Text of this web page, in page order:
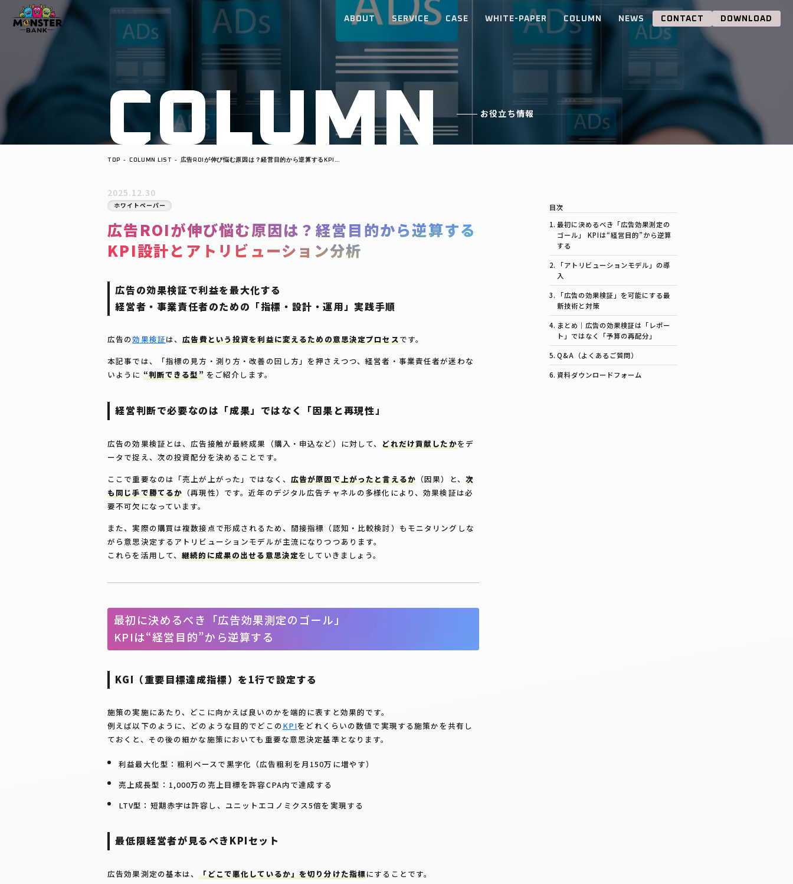
ABOUT SERVICE CASE WHITE-PAPER COLUMN NEWS CONTACT DOWNLOAD
COLUMN お役立ち情報
TOP COLUMN LIST
広告ROIが伸び悩む原因は？経営目的から逆算するKPI設
2025.12.30
ホワイトペーパー
広告ROIが伸び悩む原因は？経営目的から逆算する
KPI設計とアトリビューション分析
広告の効果検証で利益を最大化する
経営者・事業責任者のための「指標・設計・運用」実践手順
広告の効果検証は、広告費という投資を利益に変えるための意思決定プロセスです。
本記事では、「指標の見方・測り方・改善の回し方」を押さえつつ、経営者・事業責任者が迷わな
いように “判断できる型”をご紹介します。
経営判断で必要なのは「成果」ではなく「因果と再現性」
広告の効果検証とは、広告接触が最終成果（購入・申込など）に対して、どれだけ貢献したかをデ
ータで捉え、次の投資配分を決めることです。
ここで重要なのは「売上が上がった」ではなく、 広告が原因で上がったと言えるか（因果）と、 次
も同じ手で勝てるか （再現性）です。近年のデジタル広告チャネルの多様化により、効果検証は必
要不可欠になっています。
また、実際の購買は複数接点で形成されるため、間接指標（認知・比較検討）もモニタリングしな
がら意思決定するアトリビューションモデルが主流になりつつあります。
これらを活用して、継続的に成果の出せる意思決定をしていきましょう。
最初に決めるべき「広告効果測定のゴール」
KPIは“経営目的”から逆算する
KGI（重要目標達成指標）を1行で設定する
施策の実施にあたり、どこに向かえば良いのかを端的に表すと効果的です。
例えば以下のように、どのような目的でどこのKPIをどれくらいの数値で実現する施策かを共有し
ておくと、その後の細かな施策においても重要な意思決定基準となります。
利益最大化型：粗利ベースで黒字化（広告粗利を月150万に増やす）
売上成長型：1,000万の売上目標を許容CPA内で達成する
LTV型：短期赤字は許容し、ユニットエコノミクス5倍を実現する
最低限経営者が見るべきKPIセット
広告効果測定の基本は、 「どこで悪化しているか」を切り分けた指標にすることです。
最初に決めるべき「広告効果測定の
ゴール」 KPIは“経営目的”から逆算
する
「アトリビューションモデル」の導
入
「広告の効果検証」を可能にする最
新技術と対策
まとめ｜広告の効果検証は「レポー
ト」ではなく「予算の再配分」
Q&A（よくあるご質問）
資料ダウンロードフォーム